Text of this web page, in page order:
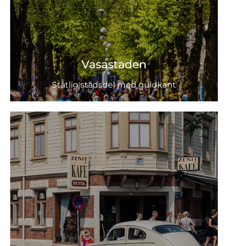
Vasastaden
Ståtlig stadsdel med guldkant